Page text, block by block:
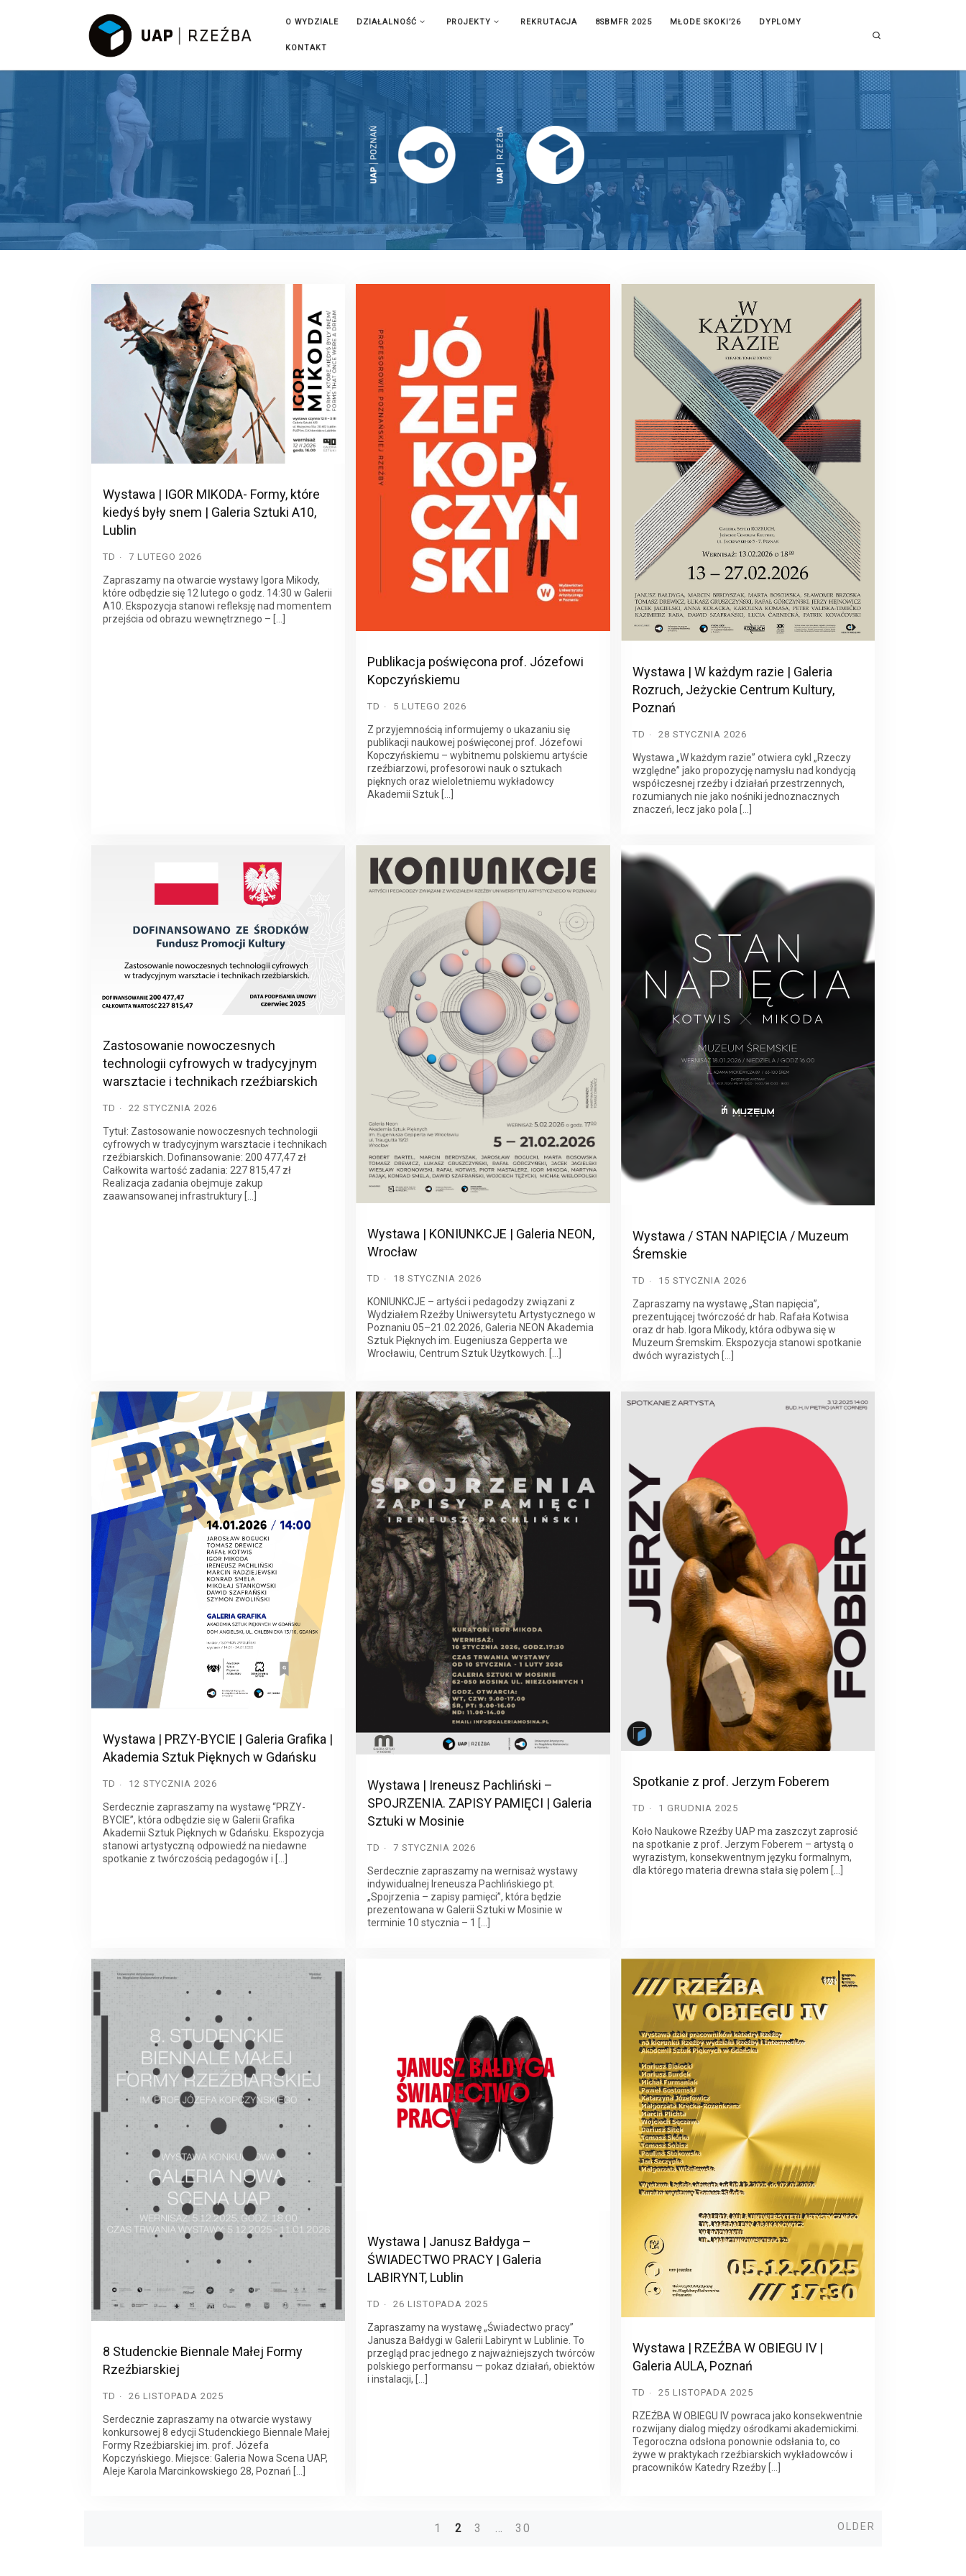
O WYDZIALE DZIAŁALNOŚĆ PROJEKTY REKRUTACJA 8SBMFR 2025 MŁODE SKOKI’26 DYPLOMY
KONTAKT
Wystawa | IGOR MIKODA- Formy, które
kiedyś były snem | Galeria Sztuki A10,
Lublin
TD 7 LUTEGO 2026
Zapraszamy na otwarcie wystawy Igora Mikody,
które odbędzie się 12 lutego o godz. 14:30 w Galerii
A10. Ekspozycja stanowi refleksję nad momentem
przejścia od obrazu wewnętrznego – […]
Publikacja poświęcona prof. Józefowi
Kopczyńskiemu
TD 5 LUTEGO 2026
Z przyjemnością informujemy o ukazaniu się
publikacji naukowej poświęconej prof. Józefowi
Kopczyńskiemu – wybitnemu polskiemu artyście
rzeźbiarzowi, profesorowi nauk o sztukach
pięknych oraz wieloletniemu wykładowcy
Akademii Sztuk […]
Wystawa | W każdym razie | Galeria
Rozruch, Jeżyckie Centrum Kultury,
Poznań
TD 28 STYCZNIA 2026
Wystawa „W każdym razie” otwiera cykl „Rzeczy
względne” jako propozycję namysłu nad kondycją
współczesnej rzeźby i działań przestrzennych,
rozumianych nie jako nośniki jednoznacznych
znaczeń, lecz jako pola […]
Zastosowanie nowoczesnych
technologii cyfrowych w tradycyjnym
warsztacie i technikach rzeźbiarskich
TD 22 STYCZNIA 2026
Tytuł: Zastosowanie nowoczesnych technologii
cyfrowych w tradycyjnym warsztacie i technikach
rzeźbiarskich. Dofinansowanie: 200 477,47 zł
Całkowita wartość zadania: 227 815,47 zł
Realizacja zadania obejmuje zakup
zaawansowanej infrastruktury […]
Wystawa | KONIUNKCJE | Galeria NEON,
Wrocław
TD 18 STYCZNIA 2026
KONIUNKCJE – artyści i pedagodzy związani z
Wydziałem Rzeźby Uniwersytetu Artystycznego w
Poznaniu 05–21.02.2026, Galeria NEON Akademia
Sztuk Pięknych im. Eugeniusza Gepperta we
Wrocławiu, Centrum Sztuk Użytkowych. […]
Wystawa / STAN NAPIĘCIA / Muzeum
Śremskie
TD 15 STYCZNIA 2026
Zapraszamy na wystawę „Stan napięcia”,
prezentującej twórczość dr hab. Rafała Kotwisa
oraz dr hab. Igora Mikody, która odbywa się w
Muzeum Śremskim. Ekspozycja stanowi spotkanie
dwóch wyrazistych […]
Wystawa | PRZY-BYCIE | Galeria Grafika |
Akademia Sztuk Pięknych w Gdańsku
TD 12 STYCZNIA 2026
Serdecznie zapraszamy na wystawę “PRZY-
BYCIE”, która odbędzie się w Galerii Grafika
Akademii Sztuk Pięknych w Gdańsku. Ekspozycja
stanowi artystyczną odpowiedź na niedawne
spotkanie z twórczością pedagogów i […]
Wystawa | Ireneusz Pachliński –
SPOJRZENIA. ZAPISY PAMIĘCI | Galeria
Sztuki w Mosinie
TD 7 STYCZNIA 2026
Serdecznie zapraszamy na wernisaż wystawy
indywidualnej Ireneusza Pachlińskiego pt.
„Spojrzenia – zapisy pamięci”, która będzie
prezentowana w Galerii Sztuki w Mosinie w
terminie 10 stycznia – 1 […]
Spotkanie z prof. Jerzym Foberem
TD 1 GRUDNIA 2025
Koło Naukowe Rzeźby UAP ma zaszczyt zaprosić
na spotkanie z prof. Jerzym Foberem – artystą o
wyrazistym, konsekwentnym języku formalnym,
dla którego materia drewna stała się polem […]
8 Studenckie Biennale Małej Formy
Rzeźbiarskiej
TD 26 LISTOPADA 2025
Serdecznie zapraszamy na otwarcie wystawy
konkursowej 8 edycji Studenckiego Biennale Małej
Formy Rzeźbiarskiej im. prof. Józefa
Kopczyńskiego. Miejsce: Galeria Nowa Scena UAP,
Aleje Karola Marcinkowskiego 28, Poznań […]
Wystawa | Janusz Bałdyga –
ŚWIADECTWO PRACY | Galeria
LABIRYNT, Lublin
TD 26 LISTOPADA 2025
Zapraszamy na wystawę „Świadectwo pracy”
Janusza Bałdygi w Galerii Labirynt w Lublinie. To
przegląd prac jednego z najważniejszych twórców
polskiego performansu — pokaz działań, obiektów
i instalacji, […]
Wystawa | RZEŹBA W OBIEGU IV |
Galeria AULA, Poznań
TD 25 LISTOPADA 2025
RZEŹBA W OBIEGU IV powraca jako konsekwentnie
rozwijany dialog między ośrodkami akademickimi.
Tegoroczna odsłona ponownie odsłania to, co
żywe w praktykach rzeźbiarskich wykładowców i
pracowników Katedry Rzeźby […]
1 2 3 … 30 OLDER